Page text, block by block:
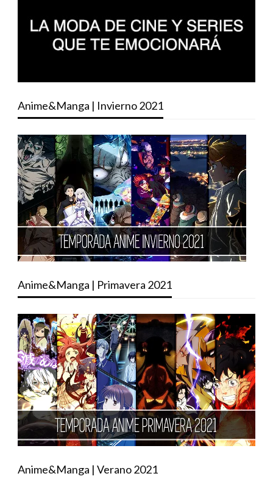
Anime&Manga | Invierno 2021
Anime&Manga | Primavera 2021
Anime&Manga | Verano 2021